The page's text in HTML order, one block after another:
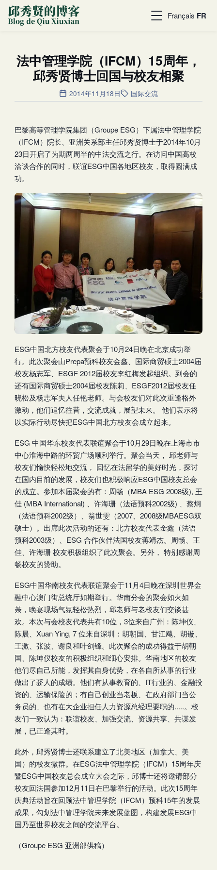
Français FR
法中管理学院（IFCM）15周年，
邱秀贤博士回国与校友相聚
2014年11月18日 国际交流
巴黎高等管理学院集团（Groupe ESG）下属法中管理学院
（IFCM）院长、亚洲关系部主任邱秀贤博士于2014年10月
23日开启了为期两周半的中法交流之行。在访问中国高校
洽谈合作的同时，联谊ESG中国各地区校友，取得圆满成
功。
ESG中国北方校友代表聚会于10月24日晚在北京成功举
行。此次聚会由Prepa预科校友金鑫、国际商贸硕士2004届
校友杨志军、ESGF 2012届校友李红梅发起组织。到会的
还有国际商贸硕士2004届校友陈莉、ESGF2012届校友任
晓松及杨志军夫人任艳老师。与会校友们对此次重逢格外
激动，他们追忆往昔，交流成就，展望未来。 他们表示将
以实际行动尽快把ESG中国北方校友会成立起来。
ESG 中国华东校友代表联谊聚会于10月29日晚在上海市市
中心淮海中路的环贸广场顺利举行。聚会当天， 邱老师与
校友们愉快轻松地交流， 回忆在法留学的美好时光，探讨
在国内目前的发展，校友们也积极响应ESG中国校友总会
的成立。参加本届聚会的有：周畅（MBA ESG 2008级), 王
佳 (MBA International) 、许海珊（法语预科2002级) 、蔡炯
（法语预科2002级）、翁世雯（2007、2008级MBAESG双
硕士）。出席此次活动的还有：北方校友代表金鑫（法语
预科2003级）、ESG 合作伙伴法国校友蒋靖杰。周畅、王
佳、许海珊 校友积极组织了此次聚会。另外， 特别感谢周
畅校友的赞助。
ESG中国华南校友代表联谊聚会于11月4日晚在深圳世界金
融中心澳门街总统厅如期举行。华南分会的聚会如火如
荼，晚宴现场气氛轻松热烈，邱老师与老校友们交谈甚
欢。本次与会校友代表共有10位，3位来自广州：陈坤仪、
陈晨、Xuan Ying, 7 位来自深圳：胡朝国、甘江飚、胡镟、
王激、张波、谢良和叶剑锋。此次聚会的成功得益于胡朝
国、陈坤仪校友的积极组织和细心安排。华南地区的校友
他们尽自己所能，发挥其自身优势，在各自所从事的行业
做出了骄人的成绩。他们有从事教育的、IT行业的、金融投
资的、运输保险的；有自己创业当老板、在政府部门当公
务员的、也有在大企业担任人力资源总经理要职的.....。校
友们一致认为：联谊校友、加强交流、资源共享、共谋发
展，已正逢其时。
此外，邱秀贤博士还联系建立了北美地区（加拿大、美
国）的校友微群。在ESG法中管理学院（IFCM）15周年庆
暨ESG中国校友总会成立大会之际，邱博士还将邀请部分
校友回法国参加12月11日在巴黎举行的活动。此次15周年
庆典活动旨在回顾法中管理学院（IFCM）预科15年的发展
成果，勾划法中管理学院未来发展蓝图，构建发展ESG中
国乃至世界校友之间的交流平台。
（Groupe ESG 亚洲部供稿）